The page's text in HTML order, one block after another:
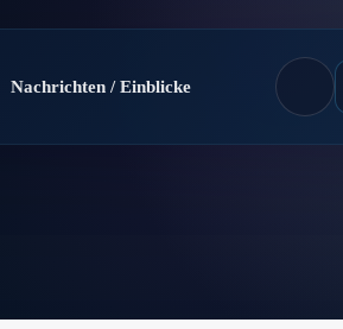
Nachrichten / Einblicke